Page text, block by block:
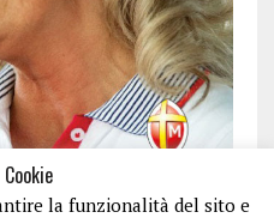
Cookie
la funzionalità del sito e